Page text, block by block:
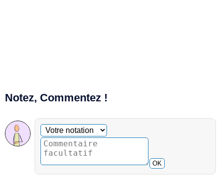
Notez, Commentez !
Commentaire facultatif
Votre notation
OK